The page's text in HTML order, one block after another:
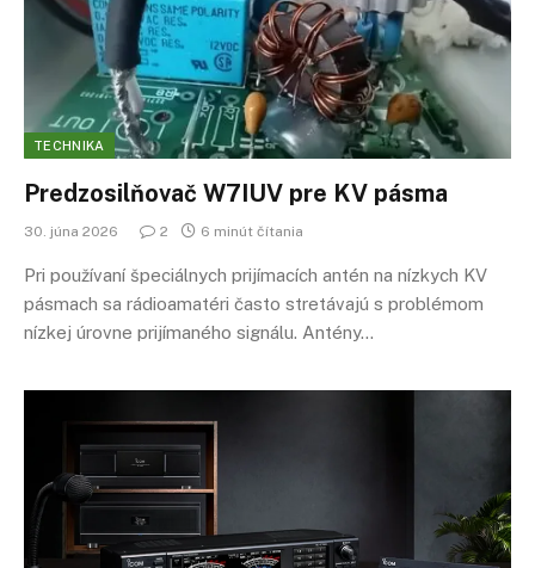
TECHNIKA
Predzosilňovač W7IUV pre KV pásma
30. júna 2026 2 6 minút čítania
Pri používaní špeciálnych prijímacích antén na nízkych KV
pásmach sa rádioamatéri často stretávajú s problémom
nízkej úrovne prijímaného signálu. Antény…